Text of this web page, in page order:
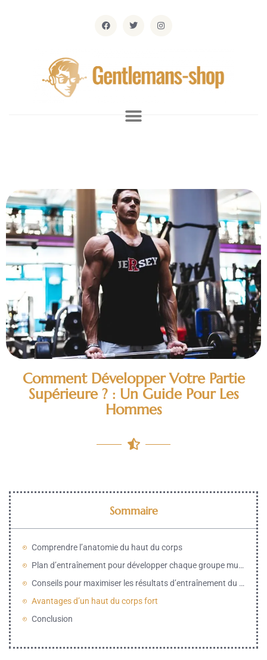
Comment Développer Votre Partie
Supérieure ? : Un Guide Pour Les
Hommes
Sommaire
Comprendre l’anatomie du haut du corps
Plan d’entraînement pour développer chaque groupe musculaire :
Conseils pour maximiser les résultats d’entraînement du haut du corps
Avantages d’un haut du corps fort
Conclusion